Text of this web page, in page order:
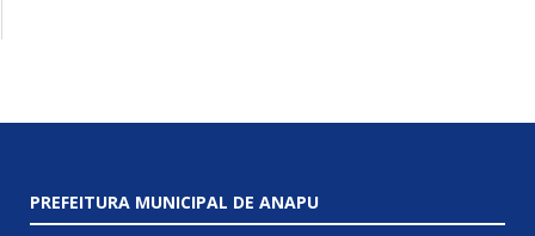
PREFEITURA MUNICIPAL DE ANAPU